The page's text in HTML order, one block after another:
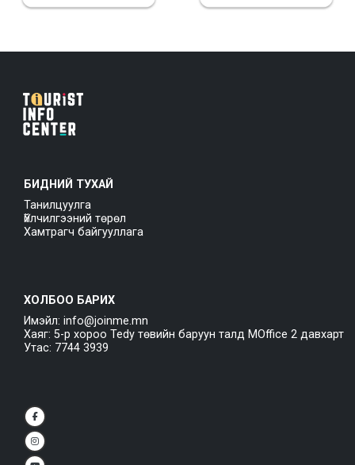
БИДНИЙ ТУХАЙ
Танилцуулга
Үйлчилгээний төрөл
Хамтрагч байгууллага
ХОЛБОО БАРИХ
Имэйл: info@joinme.mn
Хаяг: 5-р хороо Tedy төвийн баруун талд MOffice 2 давхарт
Утас: 7744 3939